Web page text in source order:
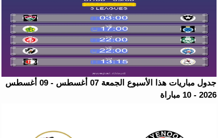
جدول مباريات هذا الأسبوع الجمعة 07 أغسطس - 09 أغسطس
2026 - 10 مباراة